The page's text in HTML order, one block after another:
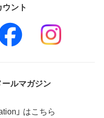
ント
ルマガジン
」 はこちら